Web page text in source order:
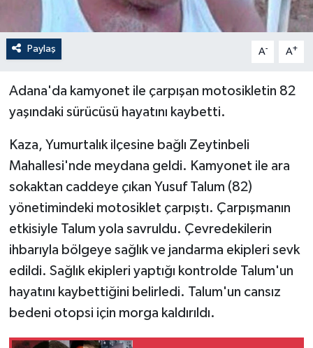
Paylaş A- A+
Adana'da kamyonet ile çarpışan motosikletin 82
yaşındaki sürücüsü hayatını kaybetti.
Kaza, Yumurtalık ilçesine bağlı Zeytinbeli
Mahallesi'nde meydana geldi. Kamyonet ile ara
sokaktan caddeye çıkan Yusuf Talum (82)
yönetimindeki motosiklet çarpıştı. Çarpışmanın
etkisiyle Talum yola savruldu. Çevredekilerin
ihbarıyla bölgeye sağlık ve jandarma ekipleri sevk
edildi. Sağlık ekipleri yaptığı kontrolde Talum'un
hayatını kaybettiğini belirledi. Talum'un cansız
bedeni otopsi için morga kaldırıldı.